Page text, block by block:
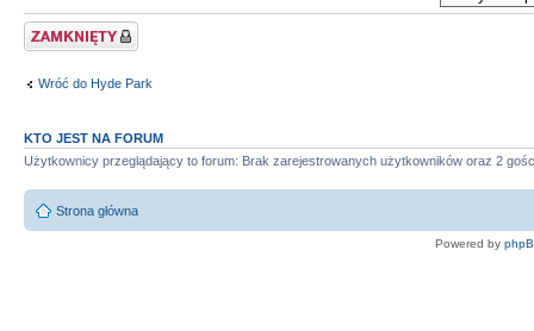
Zablokowany temat
Wróć do Hyde Park
KTO JEST NA FORUM
Użytkownicy przeglądający to forum: Brak zarejestrowanych użytkowników oraz 2
Strona główna
Powered by